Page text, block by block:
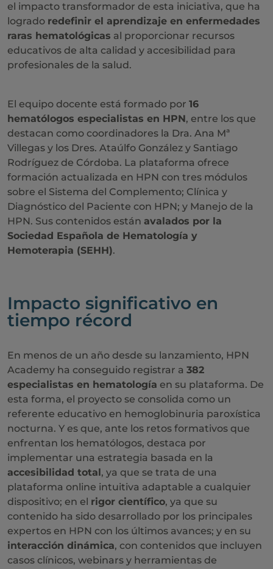
el impacto transformador de esta iniciativa, que ha
logrado redefinir el aprendizaje en enfermedades
raras hematológicas al proporcionar recursos
educativos de alta calidad y accesibilidad para
profesionales de la salud.
El equipo docente está formado por 16
hematólogos especialistas en HPN, entre los que
destacan como coordinadores la Dra. Ana Mª
Villegas y los Dres. Ataúlfo González y Santiago
Rodríguez de Córdoba. La plataforma ofrece
formación actualizada en HPN con tres módulos
sobre el Sistema del Complemento; Clínica y
Diagnóstico del Paciente con HPN; y Manejo de la
HPN. Sus contenidos están avalados por la
Sociedad Española de Hematología y
Hemoterapia (SEHH).
Impacto significativo en
tiempo récord
En menos de un año desde su lanzamiento, HPN
Academy ha conseguido registrar a 382
especialistas en hematología en su plataforma. De
esta forma, el proyecto se consolida como un
referente educativo en hemoglobinuria paroxística
nocturna. Y es que, ante los retos formativos que
enfrentan los hematólogos, destaca por
implementar una estrategia basada en la
accesibilidad total, ya que se trata de una
plataforma online intuitiva adaptable a cualquier
dispositivo; en el rigor científico, ya que su
contenido ha sido desarrollado por los principales
expertos en HPN con los últimos avances; y en su
interacción dinámica, con contenidos que incluyen
casos clínicos, webinars y herramientas de